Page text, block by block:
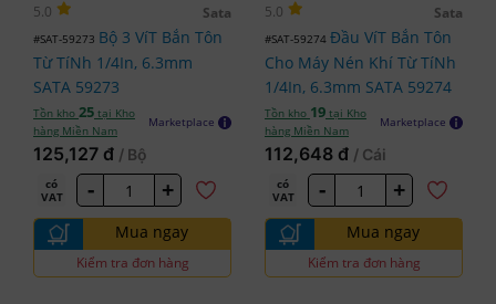
5.0 Sata
#SAT-59273 Bộ 3 VíT Bắn Tôn
Từ TíNh 1/4In, 6.3mm
SATA 59273
Tồn kho 25 tại Kho
hàng Miền Nam
Marketplace
125,127 đ / Bộ
có
VAT
- +
Mua ngay
Kiểm tra đơn hàng
5.0 Sata
#SAT-59274 Đầu VíT Bắn Tôn
Cho Máy Nén Khí Từ TíNh
1/4In, 6.3mm SATA 59274
Tồn kho 19 tại Kho
hàng Miền Nam
Marketplace
112,648 đ / Cái
có
VAT
- +
Mua ngay
Kiểm tra đơn hàng